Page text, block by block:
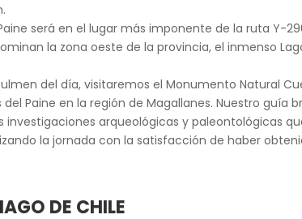
será en el lugar más imponente de la ruta Y-
la zona oeste de la provincia, el inmenso
del día, visitaremos el Monumento Natural
Paine en la región de Magallanes. Nuestro
arqueológicas y paleontológicas
la jornada con la satisfacción de haber
DE CHILE